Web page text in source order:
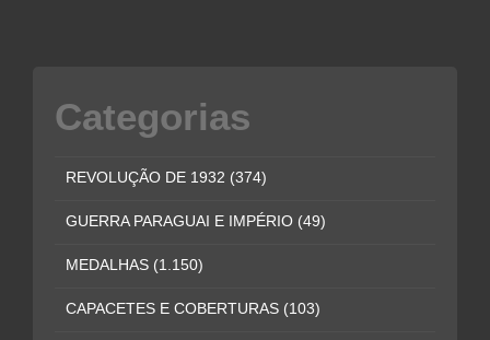
Categorias
REVOLUÇÃO DE 1932 (374)
GUERRA PARAGUAI E IMPÉRIO (49)
MEDALHAS (1.150)
CAPACETES E COBERTURAS (103)